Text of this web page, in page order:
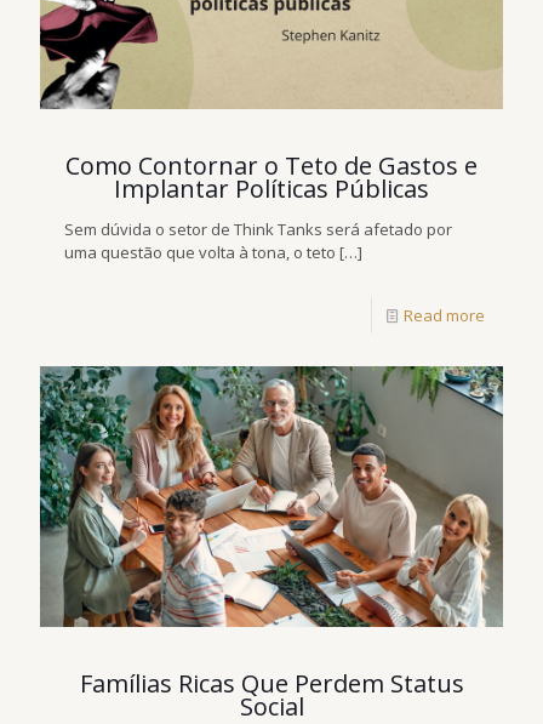
Como Contornar o Teto de Gastos e
Implantar Políticas Públicas
Sem dúvida o setor de Think Tanks será afetado por
uma questão que volta à tona, o teto […]
Read more
Famílias Ricas Que Perdem Status
Social